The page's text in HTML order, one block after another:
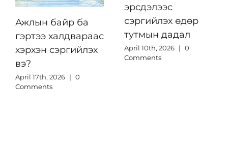
Ажлын байр ба
гэртээ халдвараас
хэрхэн сэргийлэх
вэ?
April 17th, 2026 | 0
Comments
эрсдэлээс
сэргийлэх өдөр
тутмын дадал
April 10th, 2026 | 0
Comments